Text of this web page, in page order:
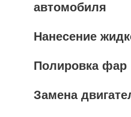
автомобиля
Нанесение
Полировка фар
Замена